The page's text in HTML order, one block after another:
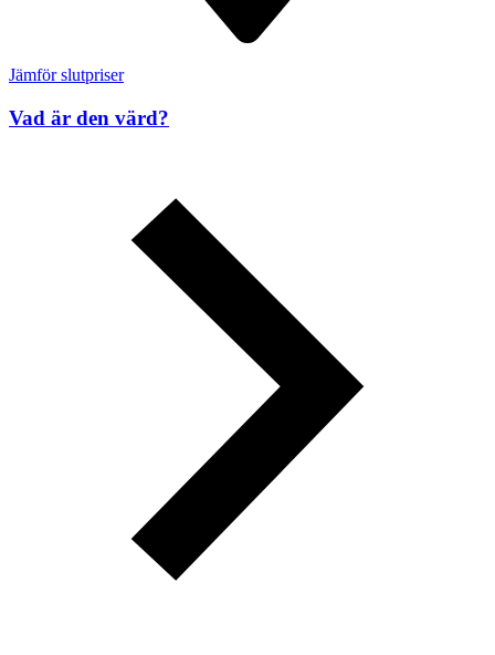
Jämför slutpriser
Vad är den värd?